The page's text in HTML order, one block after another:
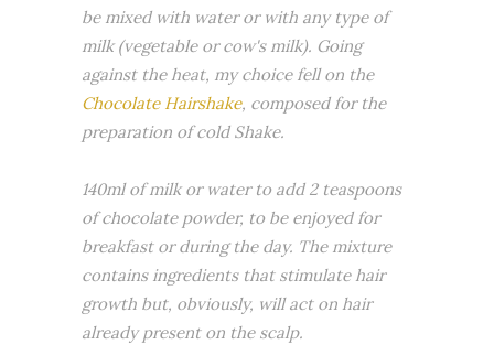
be mixed with water or with any type of
milk (vegetable or cow's milk). Going
against the heat, my choice fell on the
Chocolate Hairshake, composed for the
preparation of cold Shake.
140ml of milk or water to add 2 teaspoons
of chocolate powder, to be enjoyed for
breakfast or during the day. The mixture
contains ingredients that stimulate hair
growth but, obviously, will act on hair
already present on the scalp.